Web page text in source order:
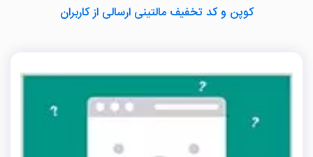
کوپن و کد تخفیف مالتینی ارسالی از کاربران